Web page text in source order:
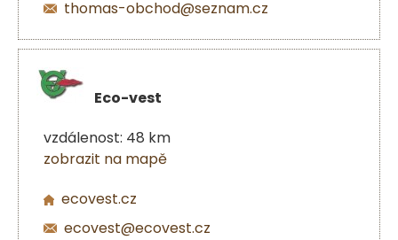
thomas-obchod@seznam.cz
Eco-vest
vzdálenost: 48 km
zobrazit na mapě
ecovest.cz
ecovest@ecovest.cz